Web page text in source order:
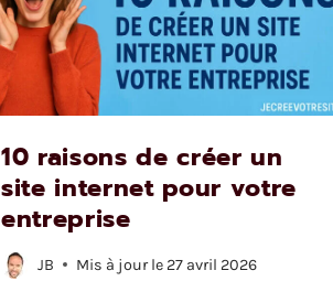
10 raisons de créer un
site internet pour votre
entreprise
JB Mis à jour le 27 avril 2026